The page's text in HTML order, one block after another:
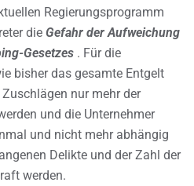
Regierungsprogramm
die Gefahr der Aufweichung
Gesetzes . Für die
bisher das gesamte Entgelt
nur mehr der
und die Unternehmer
und nicht mehr abhängig
Delikte und der Zahl der
werden.